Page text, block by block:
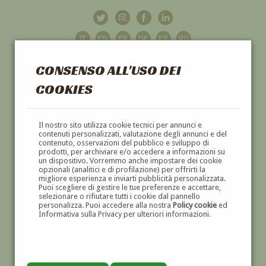
CONSENSO ALL'USO DEI
COOKIES
Il nostro sito utilizza cookie tecnici per annunci e
contenuti personalizzati, valutazione degli annunci e del
contenuto, osservazioni del pubblico e sviluppo di
prodotti, per archiviare e/o accedere a informazioni su
un dispositivo. Vorremmo anche impostare dei cookie
opzionali (analitici e di profilazione) per offrirti la
migliore esperienza e inviarti pubblicità personalizzata.
Puoi scegliere di gestire le tue preferenze e accettare,
selezionare o rifiutare tutti i cookie dal pannello
personalizza. Puoi accedere alla nostra Policy cookieed
Informativa sulla Privacy per ulteriori informazioni.
GALLERIAD'ARTE
DIPINTI E SCULTURE '800 E '900